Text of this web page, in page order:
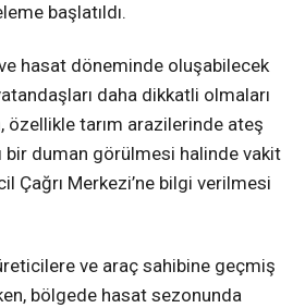
başlatıldı.
hasat döneminde oluşabilecek
daha dikkatli olmaları
özellikle tarım arazilerinde ateş
bir duman görülmesi halinde vakit
Çağrı Merkezi’ne bilgi verilmesi
ve araç sahibine geçmiş
bölgede hasat sezonunda